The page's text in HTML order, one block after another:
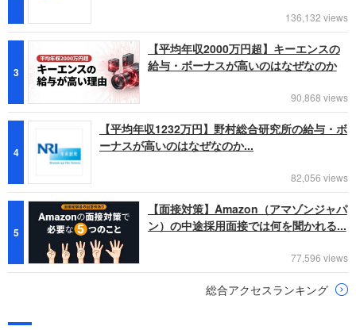
136,132 views
3
【平均年収2000万円超】キーエンスの
給与・ボーナスが高いのはなぜなのか
90,868 views
4
【平均年収1232万円】野村総合研究所の給与・ボ
ーナスが高いのはなぜなのか...
82,056 views
5
【面接対策】Amazon（アマゾンジャパ
ン）の中途採用面接では何を聞かれる...
77,596 views
総合アクセスランキング